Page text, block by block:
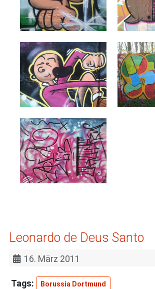
Leonardo de Deus Santo
16. März 2011
Borussia Dortmund